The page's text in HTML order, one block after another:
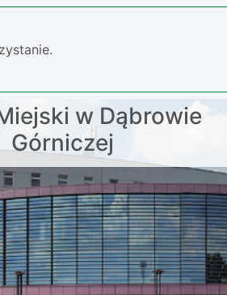
w Dąbrowie
Górniczej